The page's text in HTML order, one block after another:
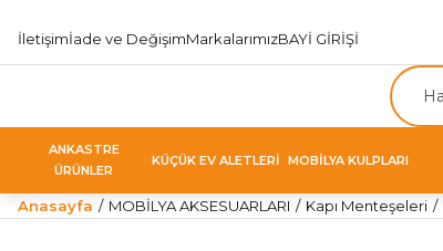
İletişimİade ve DeğişimMarkalarımızBAYİ GİRİŞİ
ANKASTRE
ÜRÜNLER
KÜÇÜK EV ALETLERİ MOBİLYA KULPLARI
Anasayfa MOBİLYA AKSESUARLARI Kapı Menteşeleri